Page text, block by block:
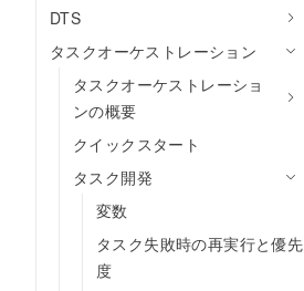
DTS
タスクオーケストレーション
タスクオーケストレーショ
ンの概要
クイックスタート
タスク開発
変数
タスク失敗時の再実行と優先
度